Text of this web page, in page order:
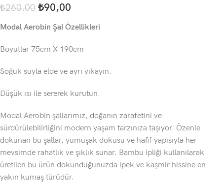
₺260,00 ₺90,00
Modal Aerobin Şal Özellikleri
Boyutlar 75cm X 190cm
Soğuk suyla elde ve ayrı yıkayın.
Düşük ısı ile sererek kurutun.
Modal Aerobin şallarımız, doğanın zarafetini ve
sürdürülebilirliğini modern yaşam tarzınıza taşıyor. Özenle
dokunan bu şallar, yumuşak dokusu ve hafif yapısıyla her
mevsimde rahatlık ve şıklık sunar. Bambu ipliği kullanılarak
üretilen bu ürün dokunduğunuzda ipek ve kaşmir hissine en
yakın kumaş türüdür.